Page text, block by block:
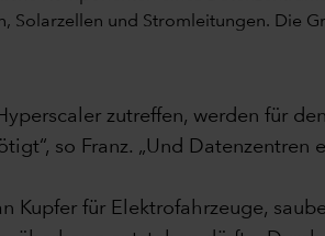
zutreffen, werden für
so Franz. „Und
Kupfer für Elektrofahrzeuge,